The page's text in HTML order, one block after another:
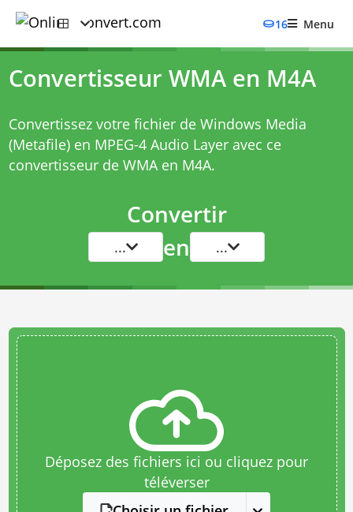
16 Menu
Convertisseur WMA en M4A
Convertissez votre fichier de Windows Media
(Metafile) en MPEG-4 Audio Layer avec ce
convertisseur de WMA en M4A.
Convertir
... en ...
Déposez des fichiers ici ou cliquez pour
téléverser